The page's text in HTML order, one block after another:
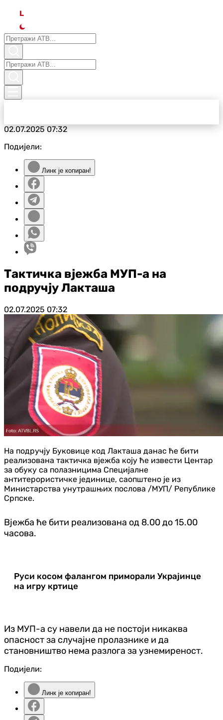
L
02.07.202507:32
Подијели:
Линк је копиран!
Тактичка вјежба МУП-а на
подручју Лакташа
02.07.2025 07:32
На подручју Буковице код Лакташа данас ће бити
реализована тактичка вјежба коју ће извести Центар
за обуку са полазницима Специјалне
антитерористичке јединице, саопштено је из
Министарства унутрашњих послова /МУП/ Републике
Српске.
Вјежба ће бити реализована од 8.00 до 15.00
часова.
Руси косом фалангом приморали Украјинце
на игру кртице
Из МУП-а су навели да не постоји никаква
опасност за случајне пролазнике и да
становништво нема разлога за узнемиреност.
Подијели:
Линк је копиран!